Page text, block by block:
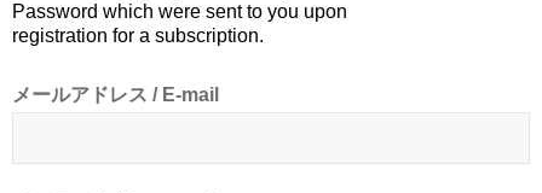
Password which were sent to you upon
registration for a subscription.
メールアドレス / E-mail